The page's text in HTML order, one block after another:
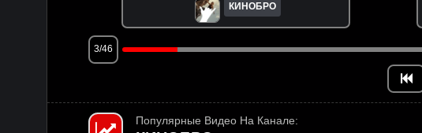
КИНОБРО
3/46
Популярные Видео На Канале: